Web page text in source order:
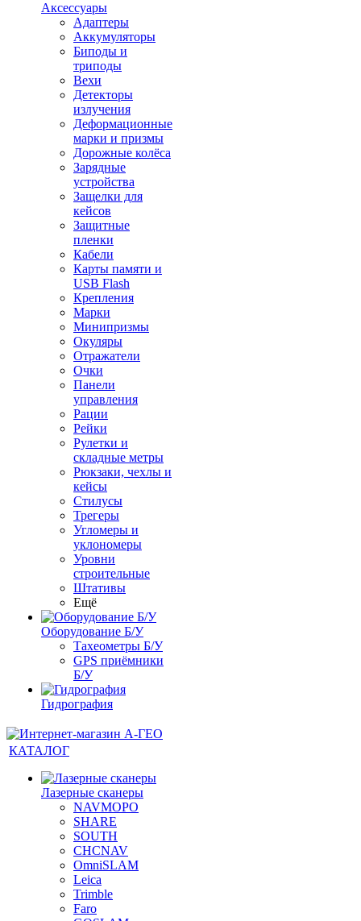
Аксессуары
Адаптеры
Аккумуляторы
Биподы и
триподы
Вехи
Детекторы
излучения
Деформационные
марки и призмы
Дорожные колёса
Зарядные
устройства
Защелки для
кейсов
Защитные
пленки
Кабели
Карты памяти и
USB Flash
Крепления
Марки
Минипризмы
Окуляры
Отражатели
Очки
Панели
управления
Рации
Рейки
Рулетки и
складные метры
Рюкзаки, чехлы и
кейсы
Стилусы
Трегеры
Угломеры и
уклономеры
Уровни
строительные
Штативы
Ещё
Оборудование Б/У
Тахеометры Б/У
GPS приёмники
Б/У
Гидрография
КАТАЛОГ
Лазерные сканеры
NAVMOPO
SHARE
SOUTH
CHCNAV
OmniSLAM
Leica
Trimble
Faro